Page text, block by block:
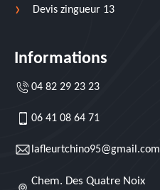
Devis zingueur 13
Informations
04 82 29 23 23
06 41 08 64 71
lafleurtchino95@gmail.com
Chem. Des Quatre Noix